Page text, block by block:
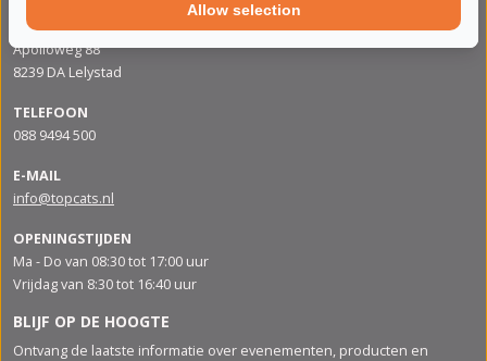
ADRES
Apolloweg 88
8239 DA Lelystad
TELEFOON
088 9494 500
E-MAIL
info@topcats.nl
OPENINGSTIJDEN
Ma - Do van 08:30 tot 17:00 uur
Vrijdag van 8:30 tot 16:40 uur
BLIJF OP DE HOOGTE
Ontvang de laatste informatie over evenementen, producten en
Allow selection